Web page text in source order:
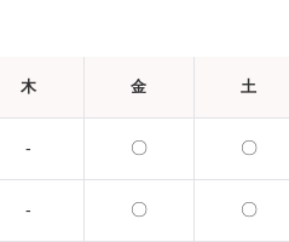
木 金 土
- 〇 〇
- 〇 〇